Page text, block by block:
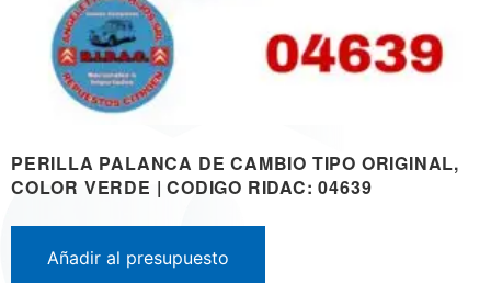
PERILLA PALANCA DE CAMBIO TIPO ORIGINAL,
COLOR VERDE | CODIGO RIDAC: 04639
Añadir al presupuesto